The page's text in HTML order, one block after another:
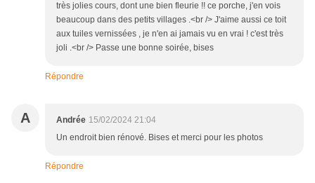
très jolies cours, dont une bien fleurie !! ce porche, j'en vois
beaucoup dans des petits villages .<br /> J'aime aussi ce toit
aux tuiles vernissées , je n'en ai jamais vu en vrai ! c'est très
joli .<br /> Passe une bonne soirée, bises
Répondre
A Andrée 15/02/2024 21:04
Un endroit bien rénové. Bises et merci pour les photos
Répondre